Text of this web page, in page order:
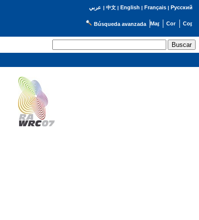
عربي | 中文| English | Français| Русский
Búsqueda avanzada